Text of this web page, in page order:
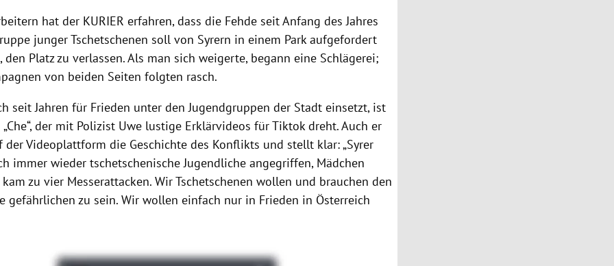
hat der KURIER erfahren, dass die Fehde seit Anfang des Jahres
junger Tschetschenen soll von Syrern in einem Park aufgefordert
den Platz zu verlassen. Als man sich weigerte, begann eine Schlägerei;
von beiden Seiten folgten rasch.
seit Jahren für Frieden unter den Jugendgruppen der Stadt einsetzt, ist
der mit Polizist Uwe lustige Erklärvideos für Tiktok dreht. Auch er
Videoplattform die Geschichte des Konflikts und stellt klar: „Syrer
immer wieder tschetschenische Jugendliche angegriffen, Mädchen
zu vier Messerattacken. Wir Tschetschenen wollen und brauchen den
gefährlichen zu sein. Wir wollen einfach nur in Frieden in Österreich